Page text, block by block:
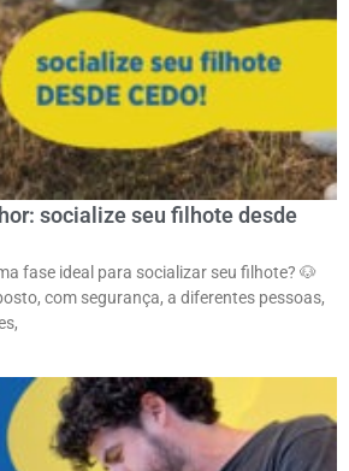
socialize seu filhote desde
fase ideal para socializar seu filhote? 🐶ㅤ
com segurança, a diferentes pessoas,